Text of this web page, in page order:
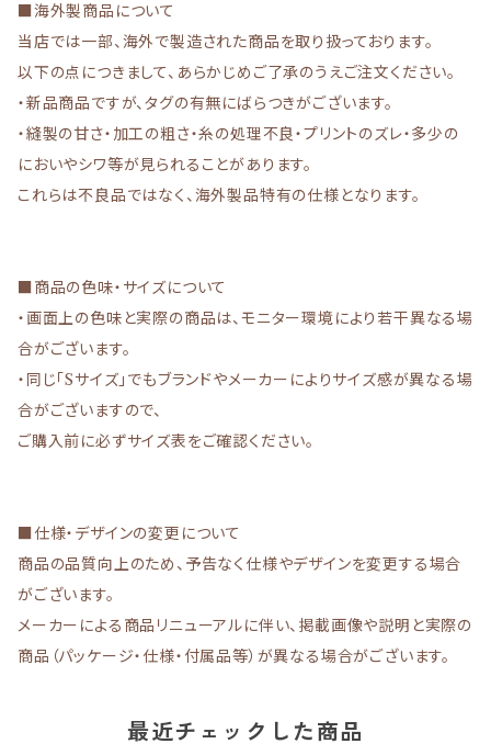
■海外製商品について
当店では一部、海外で製造された商品を取り扱っております。
以下の点につきまして、あらかじめご了承のうえご注文ください。
・新品商品ですが、タグの有無にばらつきがございます。
・縫製の甘さ・加工の粗さ・糸の処理不良・プリントのズレ・多少の
においやシワ等が見られることがあります。
これらは不良品ではなく、海外製品特有の仕様となります。
■商品の色味・サイズについて
・画面上の色味と実際の商品は、モニター環境により若干異なる場
合がございます。
・同じ「Sサイズ」でもブランドやメーカーによりサイズ感が異なる場
合がございますので、
ご購入前に必ずサイズ表をご確認ください。
■仕様・デザインの変更について
商品の品質向上のため、予告なく仕様やデザインを変更する場合
がございます。
メーカーによる商品リニューアルに伴い、掲載画像や説明と実際の
商品（パッケージ・仕様・付属品等）が異なる場合がございます。
最近チェックした商品